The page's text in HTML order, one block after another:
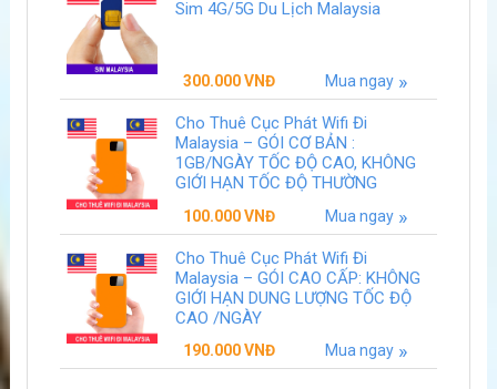
Sim 4G/5G Du Lịch Malaysia
300.000VNĐ Mua ngay
Cho Thuê Cục Phát Wifi Đi
Malaysia – GÓI CƠ BẢN :
1GB/NGÀY TỐC ĐỘ CAO, KHÔNG
GIỚI HẠN TỐC ĐỘ THƯỜNG
100.000VNĐ Mua ngay
Cho Thuê Cục Phát Wifi Đi
Malaysia – GÓI CAO CẤP: KHÔNG
GIỚI HẠN DUNG LƯỢNG TỐC ĐỘ
CAO /NGÀY
190.000VNĐ Mua ngay